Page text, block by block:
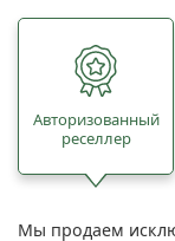
Авторизованный
реселлер
Мы продаем